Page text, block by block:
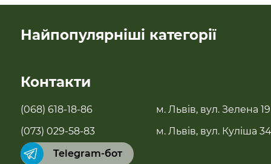
Найпопулярніші категорії
Бестселери
Суперфуди та добавки
Контакти
(068) 618-18-86
(073) 029-58-83
Telegram-бот
м. Львів, вул. Зелена 19
м. Львів, вул. Куліша 34